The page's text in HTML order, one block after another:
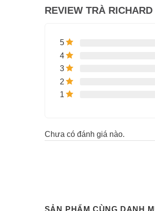
REVIEW TRÀ
5
4
3
2
1
Chưa có đánh giá nào.
SẢN PHẨM CÙNG DANH